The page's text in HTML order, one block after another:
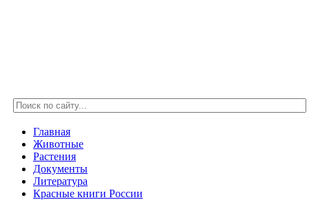
Главная
Животные
Растения
Документы
Литература
Красные книги России